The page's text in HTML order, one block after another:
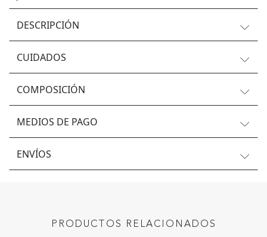
DESCRIPCIÓN
CUIDADOS
COMPOSICIÓN
MEDIOS DE PAGO
ENVÍOS
PRODUCTOS RELACIONADOS